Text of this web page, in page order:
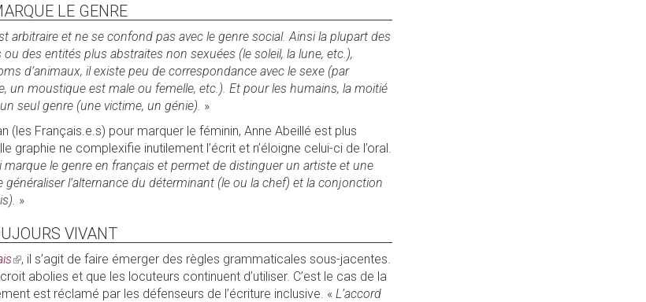
LE GENRE
arbitraire et ne se confond pas avec le genre social. Ainsi la plupart des
des entités plus abstraites non sexuées (le soleil, la lune, etc.),
d’animaux, il existe peu de correspondance avec le sexe (par
un moustique est male ou femelle, etc.). Et pour les humains, la moitié
seul genre (une victime, un génie). »
(les Français.e.s) pour marquer le féminin, Anne Abeillé est plus
graphie ne complexifie inutilement l’écrit et n’éloigne celui-ci de l’oral.
marque le genre en français et permet de distinguer un artiste et une
l’alternance du déterminant (le ou la chef) et la conjonction
»
VIVANT
(link
is
external)
, il s’agit de faire émerger des règles grammaticales sous-jacentes.
abolies et que les locuteurs continuent d’utiliser. C’est le cas de la
est réclamé par les défenseurs de l’écriture inclusive. «L’accord